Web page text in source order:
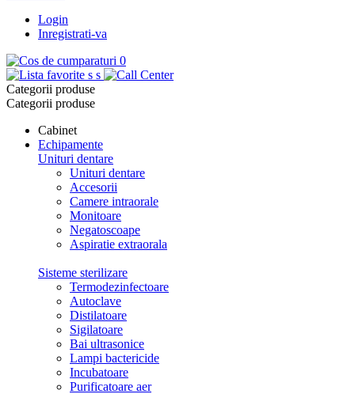
Login
Inregistrati-va
0
s s
Categorii produse
Categorii produse
Cabinet
Echipamente
Unituri dentare
Unituri dentare
Accesorii
Camere intraorale
Monitoare
Negatoscoape
Aspiratie extraorala
Sisteme sterilizare
Termodezinfectoare
Autoclave
Distilatoare
Sigilatoare
Bai ultrasonice
Lampi bactericide
Incubatoare
Purificatoare aer